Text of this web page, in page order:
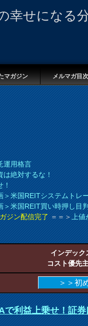
幸せになる
マガジン メルマガ目次
運用格言
絶対するな！
！
米国REITシステムトレ
米国REIT買い時押し目
ジン配信完了＝＝＞上値
インデック
コスト優先
＞＞初
で利益上乗せ！証